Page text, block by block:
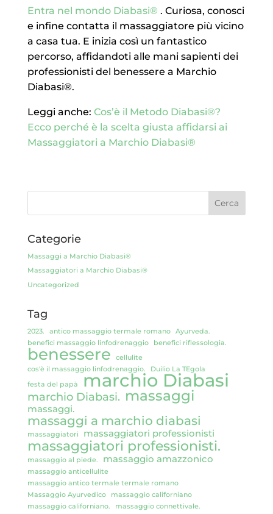
Entra nel mondo Diabasi® . Curiosa, conosci
e infine contatta il massaggiatore più vicino
a casa tua. E inizia così un fantastico
percorso, affidandoti alle mani sapienti dei
professionisti del benessere a Marchio
Diabasi®.
Leggi anche: Cos’è il Metodo Diabasi®?
Ecco perché è la scelta giusta affidarsi ai
Massaggiatori a Marchio Diabasi®
Categorie
Massaggi a Marchio Diabasi®
Massaggiatori a Marchio Diabasi®
Uncategorized
Tag
2023. antico massaggio termale romano
Ayurveda.
benefici massaggio linfodrenaggio
benefici riflessologia.
benessere
cellulite
cos'è il massaggio linfodrenaggio.
Duilio La TEgola
festa del papà
marchio Diabasi
marchio Diabasi. massaggi
massaggi.
massaggi a marchio diabasi
massaggiatori massaggiatori professionisti
massaggiatori professionisti.
massaggio al piede. massaggio amazzonico
massaggio anticellulite
massaggio antico termale termale romano
Massaggio Ayurvedico
massaggio californiano
massaggio californiano.
massaggio connettivale.